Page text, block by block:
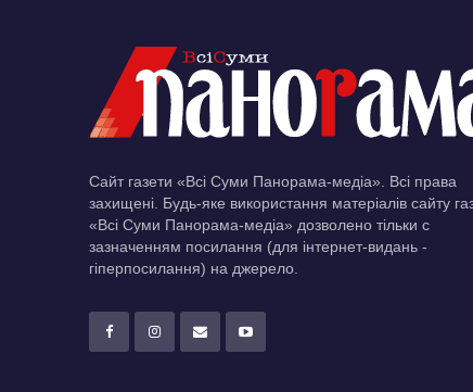
Сайт газети «Всі Суми Панорама-медіа». Всі права
захищені. Будь-яке використання матеріалів сайту
«Всі Суми Панорама-медіа» дозволено тільки c
зазначенням посилання (для інтернет-видань -
гіперпосилання) на джерело.